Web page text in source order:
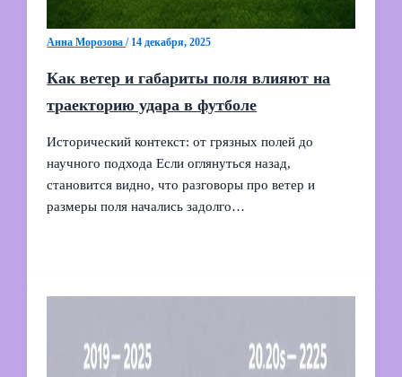
Анна Морозова/ 14 декабря, 2025
Как ветер и габариты поля влияют на
траекторию удара в футболе
Исторический контекст: от грязных полей до
научного подхода Если оглянуться назад,
становится видно, что разговоры про ветер и
размеры поля начались задолго…